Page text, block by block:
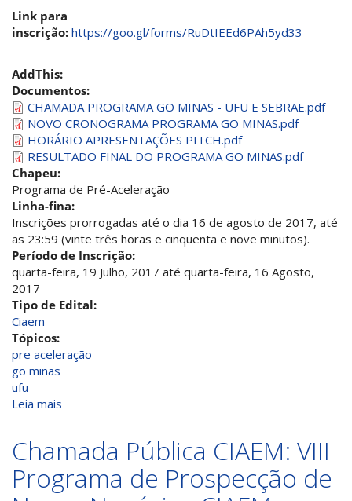
Link para
inscrição: https://goo.gl/forms/RuDtIEEd6PAh5yd33
AddThis:
Documentos:
CHAMADA PROGRAMA GO MINAS - UFU E SEBRAE.pdf
NOVO CRONOGRAMA PROGRAMA GO MINAS.pdf
HORÁRIO APRESENTAÇÕES PITCH.pdf
RESULTADO FINAL DO PROGRAMA GO MINAS.pdf
Chapeu:
Programa de Pré-Aceleração
Linha-fina:
Inscrições prorrogadas até o dia 16 de agosto de 2017, até
as 23:59 (vinte três horas e cinquenta e nove minutos).
Período de Inscrição:
quarta-feira, 19 Julho, 2017 até quarta-feira, 16 Agosto,
2017
Tipo de Edital:
Ciaem
Tópicos:
pre aceleração
go minas
ufu
Leia mais
MINAS
Chamada Pública CIAEM: VIII
Programa de Prospecção de